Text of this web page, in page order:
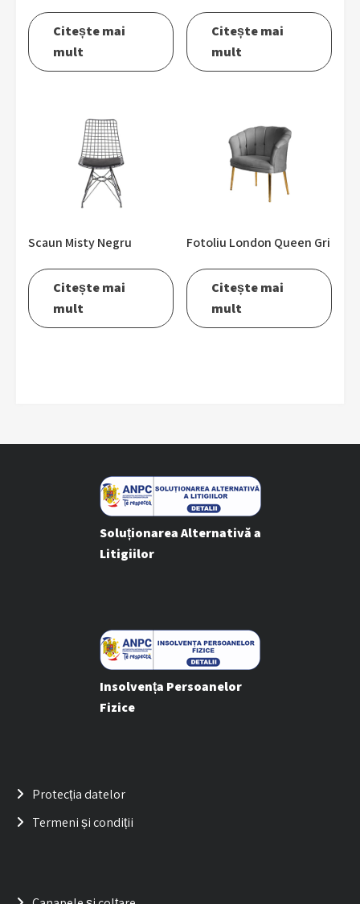
Citește mai
mult
Citește mai
mult
Scaun Misty Negru
Citește mai
mult
Fotoliu London Queen Gri
Citește mai
mult
Soluționarea Alternativă a
Litigiilor
Insolvența Persoanelor
Fizice
Protecția datelor
Termeni și condiții